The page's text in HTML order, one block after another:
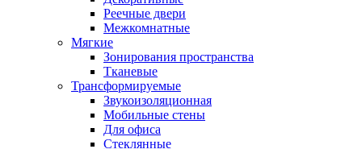
Реечные двери
Межкомнатные
Мягкие
Зонирования пространства
Тканевые
Трансформируемые
Звукоизоляционная
Мобильные стены
Для офиса
Стеклянные